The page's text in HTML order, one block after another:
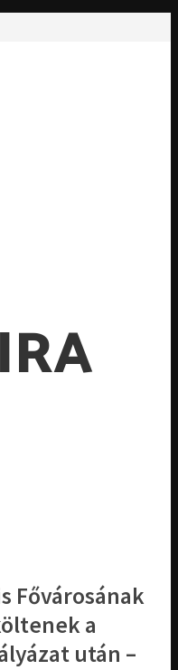
Fővárosának
a
után –